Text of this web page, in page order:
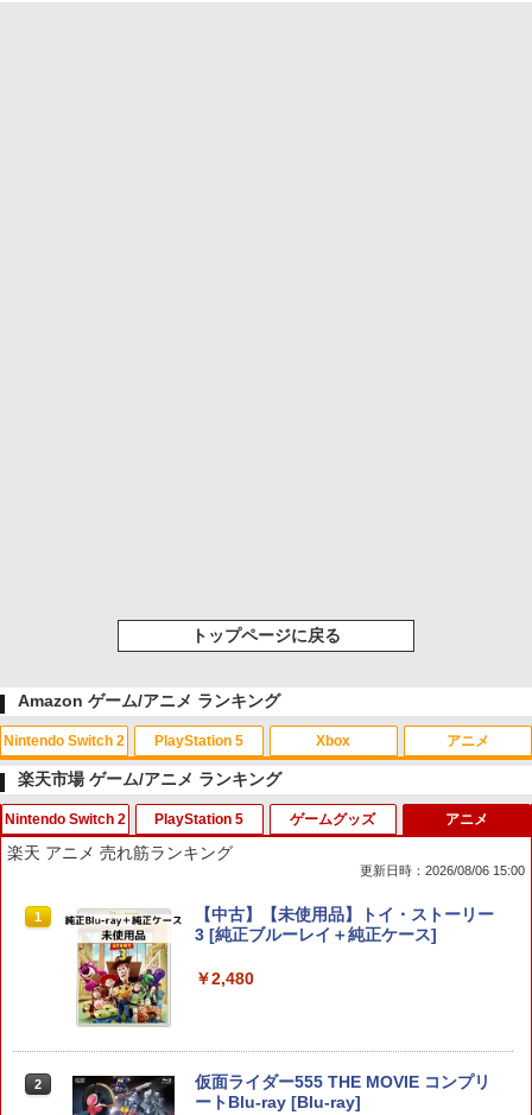
トップページに戻る
Amazon ゲーム/アニメ ランキング
Nintendo Switch 2
1
スプラトゥーン レイダース|オンライン
コード版
￥6,455
PlayStation 5
1
PlayStation 5 デジタル・エディション
日本語専用 Console Language: Japan
ese only (CFI-2200B01)
￥55,000
￥7,286
Xbox
1
Xbox プリペイドカード 10,000円 デジ
タルコード 【旧 Xbox ギフトカード】
￥10,000
￥1,000
アニメ
1
劇場版「鬼滅の刃」無限城編 第一章 猗
窩座再来 通常版 [Blu-ray]
楽天市場 ゲーム/アニメ ランキング
Nintendo Switch 2
1
任天堂 【Switch2】スプラトゥーン レイ
ダース [BEE-P-AADLA NSW2 スプラト
2
【特典】Nintendo Switch 2 ファイナル
ファンタジー レゾナンス[スクウェア・
PlayStation 5
1
【大容量】SILENT HILL f PS5対応 LIP1
708 互換 バッテリー【PSE基準検品】ワ
ジャパン アストロボット Destiny 2
【SALE・大幅値下げ・新品・未開封
ゲームグッズ
1 【中古】とびだせ どうぶつの森
2
【中古】SIMPLE DSシリーズ Vol.30 TH
E テーブルゲーム
アニメ
楽天 アニメ 売れ筋ランキング
更新日時：2026/08/06 15:00
1
【中古】【未使用品】トイ・ストーリー
3 [純正ブルーレイ＋純正ケース]
￥2,480
2
仮面ライダー555 THE MOVIE コンプリ
ートBlu-ray [Blu-ray]